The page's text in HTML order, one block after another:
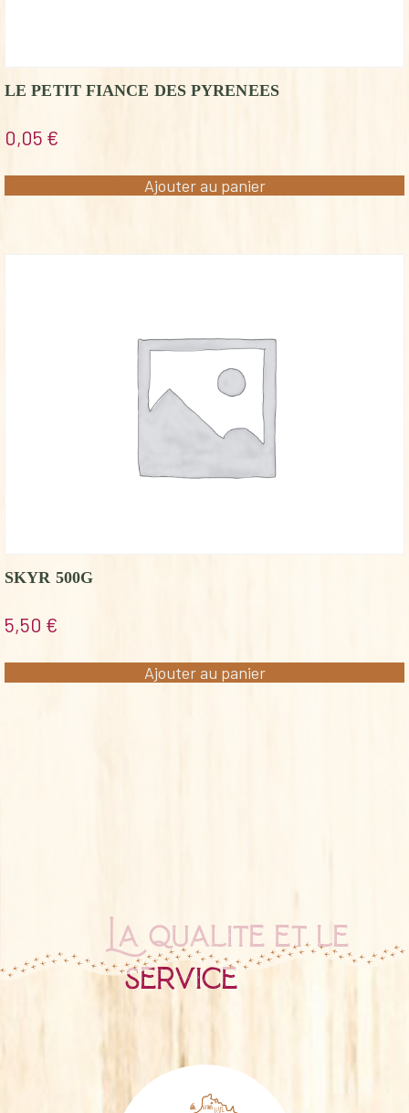
LE PETIT FIANCE DES PYRENEES
0,05 €
Ajouter au panier
SKYR 500G
5,50 €
Ajouter au panier
La qualité et le
service